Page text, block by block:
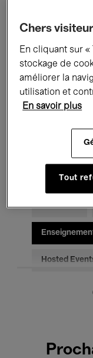
Tous les
Expositions
Rencontres &
Musique
Musique
Pour tous
Hosted
Chers
En cliquant sur
stockage de
améliorer la
utilisation et
En savoir plus
Tout